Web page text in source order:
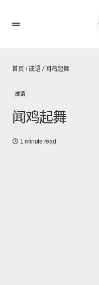
首页 /成语 / 闻鸡起舞
成语
闻鸡起舞
1 minute read